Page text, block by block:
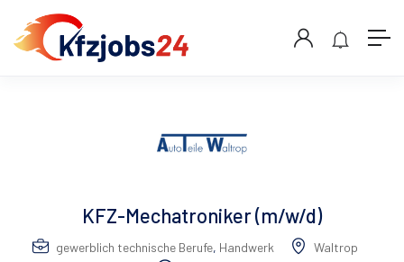
KFZ-Mechatroniker (m/w/d)
gewerblich technische Berufe, Handwerk
Waltrop